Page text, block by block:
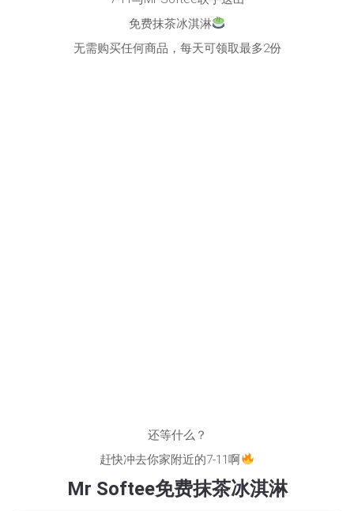
免费抹茶冰淇淋
无需购买任何商品，每天可领取最多2份
还等什么？
赶快冲去你家附近的7-11啊
Mr Softee免费抹茶冰淇淋